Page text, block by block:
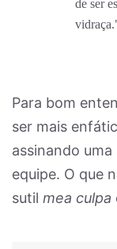
de ser
Para bom
ser mais
assinando
equipe. O que
sutil mea culpa